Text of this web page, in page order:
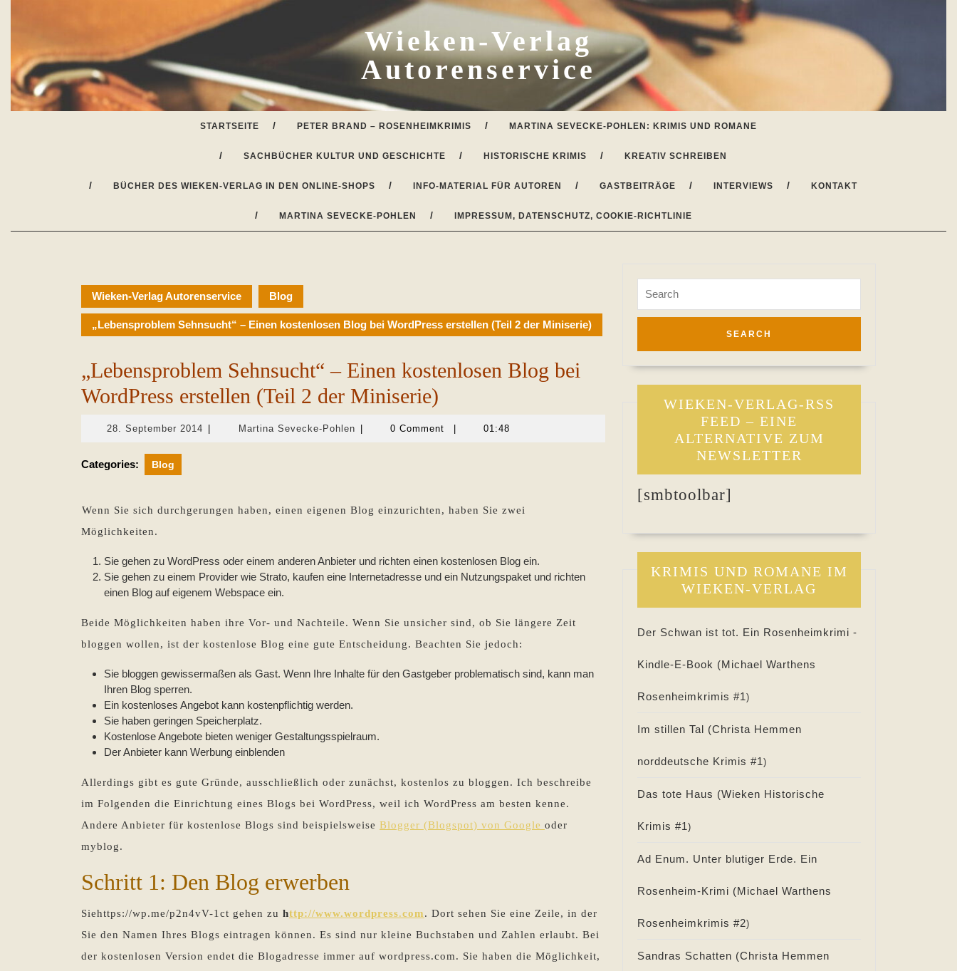
Wieken-Verlag
Autorenservice
STARTSEITE PETER BRAND – ROSENHEIMKRIMIS MARTINA SEVECKE-POHLEN: KRIMIS UND ROMANE
SACHBÜCHER KULTUR UND GESCHICHTE HISTORISCHE KRIMIS KREATIV SCHREIBEN
BÜCHER DES WIEKEN-VERLAG IN DEN ONLINE-SHOPS INFO-MATERIAL FÜR AUTOREN GASTBEITRÄGE INTERVIEWS KONTAKT
MARTINA SEVECKE-POHLEN IMPRESSUM, DATENSCHUTZ, COOKIE-RICHTLINIE
Wieken-Verlag Autorenservice Blog
„Lebensproblem Sehnsucht“ – Einen kostenlosen Blog bei WordPress erstellen (Teil 2 der Miniserie)
„Lebensproblem Sehnsucht“ – Einen kostenlosen Blog bei
WordPress erstellen (Teil 2 der Miniserie)
28. September 2014 28.
Martina Sevecke-PohlenMartina 0 Comment 01:48
Categories: Blog
Wenn Sie sich durchgerungen haben, einen eigenen Blog einzurichten, haben Sie zwei
Möglichkeiten.
Sie gehen zu WordPress oder einem anderen Anbieter und richten einen kostenlosen Blog ein.
Sie gehen zu einem Provider wie Strato, kaufen eine Internetadresse und ein Nutzungspaket und richten
einen Blog auf eigenem Webspace ein.
Beide Möglichkeiten haben ihre Vor- und Nachteile. Wenn Sie unsicher sind, ob Sie längere Zeit
bloggen wollen, ist der kostenlose Blog eine gute Entscheidung. Beachten Sie jedoch:
Sie bloggen gewissermaßen als Gast. Wenn Ihre Inhalte für den Gastgeber problematisch sind, kann man
Ihren Blog sperren.
Ein kostenloses Angebot kann kostenpflichtig werden.
Sie haben geringen Speicherplatz.
Kostenlose Angebote bieten weniger Gestaltungsspielraum.
Der Anbieter kann Werbung einblenden
Allerdings gibt es gute Gründe, ausschließlich oder zunächst, kostenlos zu bloggen. Ich beschreibe
im Folgenden die Einrichtung eines Blogs bei WordPress, weil ich WordPress am besten kenne.
Andere Anbieter für kostenlose Blogs sind beispielsweise Blogger (Blogspot) von Google oder
myblog.
Schritt 1: Den Blog erwerben
Siehttps://wp.me/p2n4vV-1ct gehen zu http://www.wordpress.com. Dort sehen Sie eine Zeile, in der
Sie den Namen Ihres Blogs eintragen können. Es sind nur kleine Buchstaben und Zahlen erlaubt. Bei
der kostenlosen Version endet die Blogadresse immer auf wordpress.com. Sie haben die Möglichkeit,
for:
WIEKEN-VERLAG-RSS
FEED – EINE
ALTERNATIVE ZUM
NEWSLETTER
[smbtoolbar]
KRIMIS UND ROMANE IM
WIEKEN-VERLAG
Der Schwan ist tot. Ein Rosenheimkrimi -
Kindle-E-Book (Michael Warthens
Rosenheimkrimis #1)
Im stillen Tal (Christa Hemmen
norddeutsche Krimis #1)
Das tote Haus (Wieken Historische
Krimis #1)
Ad Enum. Unter blutiger Erde. Ein
Rosenheim-Krimi (Michael Warthens
Rosenheimkrimis #2)
Sandras Schatten (Christa Hemmen